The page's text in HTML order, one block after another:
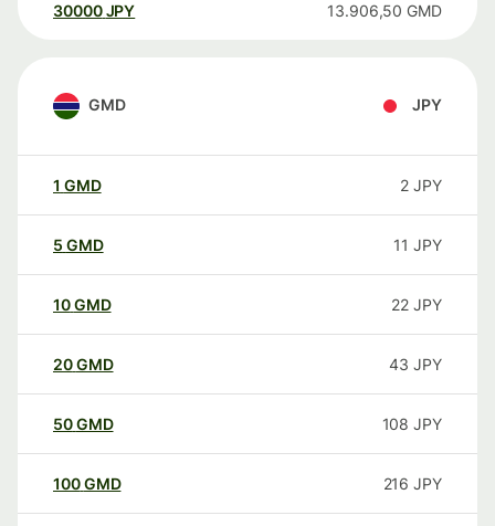
30000 JPY 13.906,50 GMD
GMD JPY
1 GMD 2 JPY
5 GMD 11 JPY
10GMD 22 JPY
20GMD 43 JPY
50GMD 108 JPY
100GMD 216 JPY